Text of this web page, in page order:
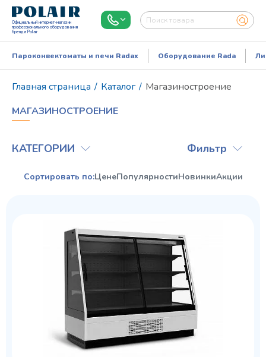
Официальный интернет-магазин
профессионального оборудования
бренда Polair
Пароконвектоматы и печи Radax Оборудование Rada
Главная страница / Каталог / Магазиностроение
МАГАЗИНОСТРОЕНИЕ
КАТЕГОРИИ Фильтр
Сортировать по:ЦенеПопулярностиНовинкиАкции